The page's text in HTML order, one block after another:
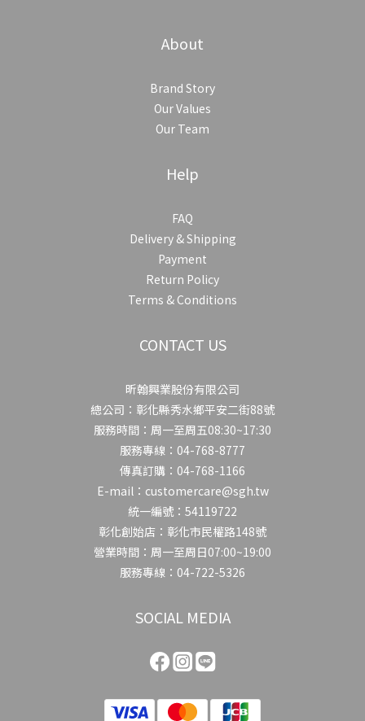
About
Brand Story
Our Values
Our Team
Help
FAQ
Delivery & Shipping
Payment
Return Policy
Terms & Conditions
CONTACT US
昕翰興業股份有限公司
總公司：彰化縣秀水鄉平安二街88號
服務時間：周一至周五08:30~17:30
服務專線：04-768-8777
傳真訂購：04-768-1166
E-mail：customercare@sgh.tw
統一編號：54119722
彰化創始店：彰化市民權路148號
營業時間：周一至周日07:00~19:00
服務專線：04-722-5326
SOCIAL MEDIA